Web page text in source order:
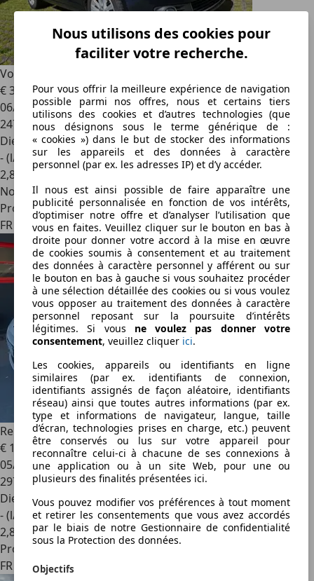
Volkswagen Golf
€ 3 999
06/2011
247 800 km
Diesel
- (l/100 km)
2,8
Nouveau
Professionnel
FR 57390
Renault Clio1.5 DCI 75
€ 1 690
05/2012
297 837 km
Diesel
- (l/100 km)
2,8
Professionnel
FR 78700
Nous utilisons des cookies pour
faciliter votre recherche.
Pour vous offrir la meilleure expérience de navigation
possible parmi nos offres, nous et certains tiers
utilisons des cookies et d’autres technologies (que
nous désignons sous le terme générique de :
« cookies ») dans le but de stocker des informations
sur les appareils et des données à caractère
personnel (par ex. les adresses IP) et d’y accéder.
Il nous est ainsi possible de faire apparaître une
publicité personnalisée en fonction de vos intérêts,
d’optimiser notre offre et d’analyser l’utilisation que
vous en faites. Veuillez cliquer sur le bouton en bas à
droite pour donner votre accord à la mise en œuvre
de cookies soumis à consentement et au traitement
des données à caractère personnel y afférent ou sur
le bouton en bas à gauche si vous souhaitez procéder
à une sélection détaillée des cookies ou si vous voulez
vous opposer au traitement des données à caractère
personnel reposant sur la poursuite d’intérêts
légitimes. Si vous ne voulez pas donner votre
consentement, veuillez cliquer ici.
Les cookies, appareils ou identifiants en ligne
similaires (par ex. identifiants de connexion,
identifiants assignés de façon aléatoire, identifiants
réseau) ainsi que toutes autres informations (par ex.
type et informations de navigateur, langue, taille
d’écran, technologies prises en charge, etc.) peuvent
être conservés ou lus sur votre appareil pour
reconnaître celui-ci à chacune de ses connexions à
une application ou à un site Web, pour une ou
plusieurs des finalités présentées ici.
Vous pouvez modifier vos préférences à tout moment
et retirer les consentements que vous avez accordés
par le biais de notre Gestionnaire de confidentialité
sous la Protection des données.
Objectifs